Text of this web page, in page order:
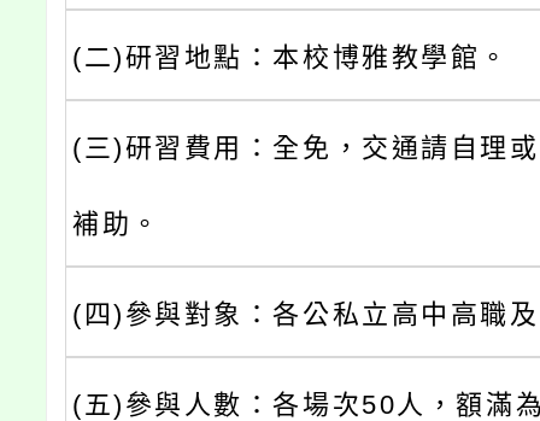
(二)研習地點：本校博雅教學館。
(三)研習費用：全免，交通請自理
補助。
(四)參與對象：各公私立高中高職
(五)參與人數：各場次50人，額滿